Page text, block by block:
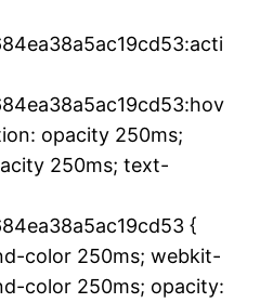
opacity 250ms;
250ms; text-
{
color 250ms; webkit-
color 250ms; opacity: